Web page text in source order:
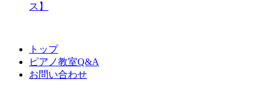
ス】
トップ
ピアノ教室Q&A
お問い合わせ